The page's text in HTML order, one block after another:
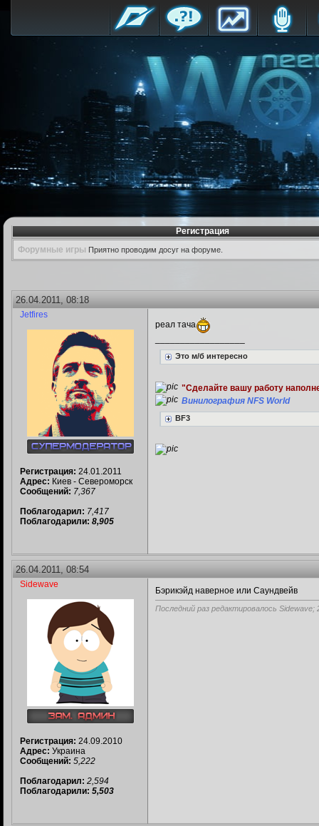
Регистрация
Форумные игры Приятно проводим досуг на форуме.
26.04.2011, 08:18
Jetfires
Регистрация: 24.01.2011
Адрес: Киев - Североморск
Сообщений: 7,367
Поблагодарил: 7,417
Поблагодарили: 8,905
реал тача
Это м/б интересно
"Сделайте вашу работу
Винилография NFS World
BF3
26.04.2011, 08:54
Sidewave
Регистрация: 24.09.2010
Адрес: Украина
Сообщений: 5,222
Поблагодарил: 2,594
Поблагодарили: 5,503
Бэрикэйд наверное или Саундвейв
Последний раз редактировалось Sidewave;